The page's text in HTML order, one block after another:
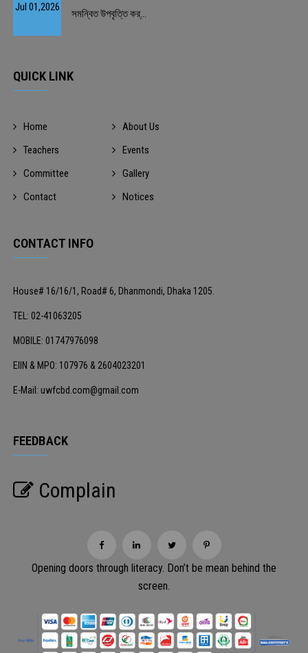
Jul 01,2026
সমন্বিত উপবৃত্তি কর্...
QUICK LINK
Home
About Us
Teachers
Events
Committee
Gallery
Contact
Notices
CONTACT INFO
House# 16/16/1, Road# 6, Dhanmondi, Dhaka 1205.
TEL: 02-41063205
MOBILE: 01747976098
EIIN & MPO: 107976 & 2604023201
E-Mail: uwfcbd.com@gmail.com
FEEDBACK
Complain
Opening doors through literacy. Don’t be mean behind the
screen.